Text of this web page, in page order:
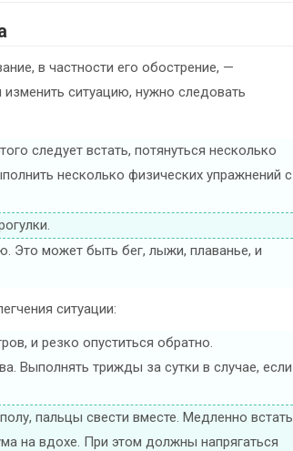
в частности его обострение, —
ситуацию, нужно следовать
следует встать, потянуться несколько
несколько физических упражнений с
Это может быть бег, лыжи, плаванье, и
ситуации:
и резко опуститься обратно.
Выполнять трижды за сутки в случае, если
пальцы свести вместе. Медленно встать
на вдохе. При этом должны напрягаться